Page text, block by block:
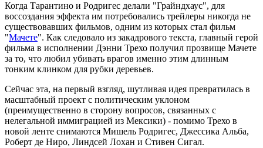
Когда Тарантино и Родригес делали "Грайндхаус", для
воссоздания эффекта им потребовались трейлеры никогда не
существовавших фильмов, одним из которых стал фильм
"Мачете". Как следовало из закадрового текста, главный герой
фильма в исполнении Дэнни Трехо получил прозвище Мачете
за то, что любил убивать врагов именно этим длинным
тонким клинком для рубки деревьев.
Сейчас эта, на первый взгляд, шутливая идея превратилась в
масштабный проект с политическим уклоном
(преимущественно в сторону вопросов, связанных с
нелегальной иммиграцией из Мексики) - помимо Трехо в
новой ленте снимаются Мишель Родригес, Джессика Альба,
Роберт де Ниро, Линдсей Лохан и Стивен Сигал.